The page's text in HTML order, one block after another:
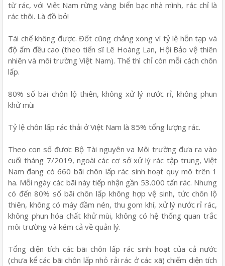
từ rác, với Việt Nam rừng vàng biển bạc nhà mình, rác chỉ là
rác thôi. Là đồ bỏ!
Tái chế không được. Đốt cũng chẳng xong vì tỷ lệ hỗn tạp và
độ ẩm đều cao (theo tiến sĩ Lê Hoàng Lan, Hội Bảo vệ thiên
nhiên và môi trường Việt Nam). Thế thì chỉ còn mỗi cách chôn
lấp.
80% số bãi chôn lộ thiên, không xử lý nước rỉ, không phun
khử mùi
Tỷ lệ chôn lấp rác thải ở Việt Nam là 85% tổng lượng rác.
Theo con số được Bộ Tài nguyên va Môi trường đưa ra vào
cuối tháng 7/2019, ngoài các cơ sở xử lý rác tập trung, Việt
Nam đang có 660 bãi chôn lấp rác sinh hoạt quy mô trên 1
ha. Mỗi ngày các bãi này tiếp nhận gần 53.000 tấn rác. Nhưng
có đến 80% số bãi chôn lấp không hợp vệ sinh, tức chôn lộ
thiên, không có máy đầm nén, thu gom khí, xử lý nước rỉ rác,
không phun hóa chất khử mùi, không có hệ thống quan trắc
môi trường và kém cả về quản lý.
Tổng diện tích các bãi chôn lấp rác sinh hoạt của cả nước
(chưa kể các bãi chôn lấp nhỏ rải rác ở các xã) chiếm diện tích